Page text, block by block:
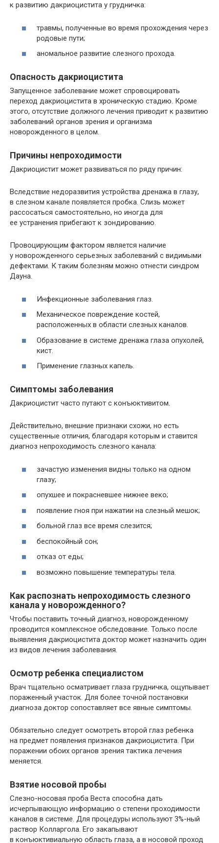
к развитию дакриоцистита у грудничка:
травмы, полученные во время прохождения через
родовые пути;
аномальное развитие слезного прохода.
Опасность дакриоцистита
Запущенное заболевание может спровоцировать
переход дакриоцистита в хроническую стадию. Кроме
этого, отсутствие должного лечения приводит к развитию
заболеваний органов зрения и организма
новорожденного в целом.
Причины непроходимости
Дакриоцистит может развиваться по ряду причин:
Вследствие недоразвития устройства дренажа в глазу,
в слезном канале появляется пробка. Слизь может
рассосаться самостоятельно, но иногда для
ее устранения прибегают к зондированию.
Провоцирующим фактором является наличие
у новорожденного серьезных заболеваний с видимыми
дефектами. К таким болезням можно отнести синдром
Дауна.
Инфекционные заболевания глаз.
Механическое повреждение костей,
расположенных в области слезных каналов.
Образование в системе дренажа глаза опухолей,
кист.
Применение глазных капель.
Симптомы заболевания
Дакриоцистит часто путают с конъюктивитом.
Действительно, внешние признаки схожи, но есть
существенные отличия, благодаря которым и ставится
диагноз непроходимость слезного канала:
зачастую изменения видны только на одном
глазу;
опухшее и покрасневшее нижнее веко;
появление гноя при нажатии на слезный мешок;
больной глаз все время слезится;
беспокойный сон;
отказ от еды;
возможно повышение температуры тела.
Как распознать непроходимость слезного
канала у новорожденного?
Чтобы поставить точный диагноз, новорожденному
проводится комплексное обследование. Только после
выявления дакриоцистита доктор может назначить один
из видов лечения заболевания.
Осмотр ребенка специалистом
Врач тщательно осматривает глаза грудничка, ощупывает
пораженный участок. Для более точной постановки
диагноза доктор сопоставляет все явные симптомы.
Обязательно следует осмотреть второй глаз ребенка
на предмет появления признаков дакриоцистита. При
поражении обоих органов зрения тактика лечения
меняется.
Взятие носовой пробы
Слезно-носовая проба Веста способна дать
исчерпывающую информацию о степени проходимости
каналов в системе. Для процедуры используют 3%-ный
раствор Колларгола. Его закапывают
в конъюктивиальную область глаза, а в носовой проход